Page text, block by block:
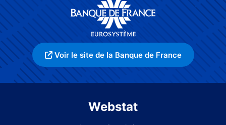
Voir le site de la Banque de France
Webstat